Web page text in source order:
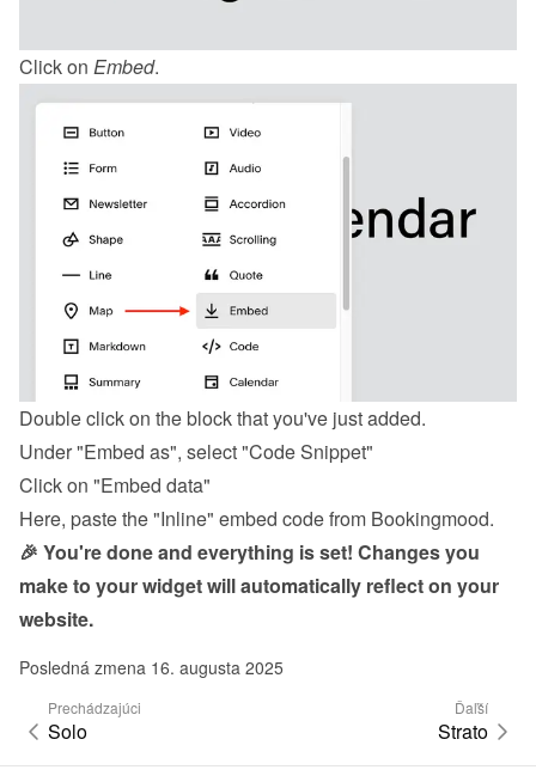
Click on Embed.
Double click on the block that you've just added.
Under "Embed as", select "Code Snippet"
Click on "Embed data"
Here, paste the "Inline" embed code from Bookingmood.
🎉 You're done and everything is set! Changes you
make to your widget will automatically reflect on your
website.
Posledná zmena 16. augusta 2025
Prechádzajúci
Solo
Ďaľší
Strato